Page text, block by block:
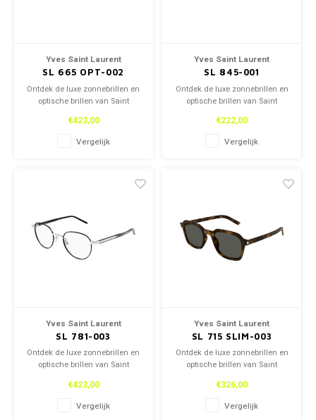
Yves Saint Laurent
SL 665 OPT-002
Ontdek de luxe zonnebrillen en
optische brillen van Saint
als online. Tijdloos design en
topkwaliteit voor een stijlvolle
look.
€423,00
Vergelijk
Yves Saint Laurent
SL 845-001
Ontdek de luxe zonnebrillen en
optische brillen van Saint
als online. Tijdloos design en
topkwaliteit voor een stijlvolle
look.
€222,00
Vergelijk
Yves Saint Laurent
SL 781-003
Ontdek de luxe zonnebrillen en
optische brillen van Saint
als online. Tijdloos design en
topkwaliteit voor een stijlvolle
look.
€423,00
Vergelijk
Yves Saint Laurent
SL 715 SLIM-003
Ontdek de luxe zonnebrillen en
optische brillen van Saint
als online. Tijdloos design en
topkwaliteit voor een stijlvolle
look.
€326,00
Vergelijk